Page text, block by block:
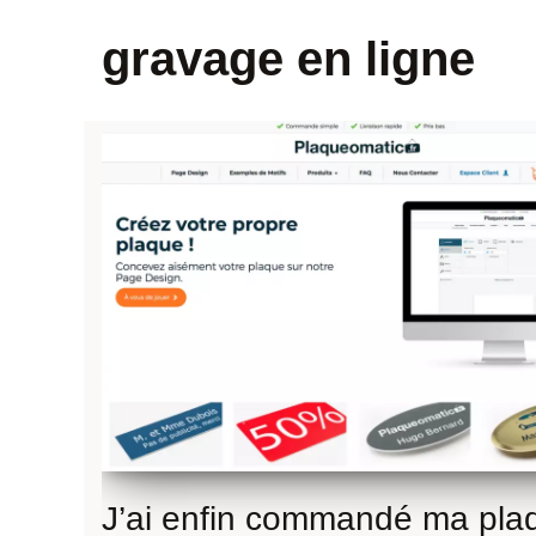
gravage en ligne
J’ai enfin commandé ma